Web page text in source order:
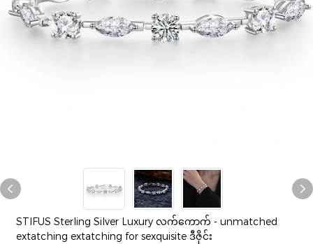
STIFUS Sterling Silver Luxury လက်ကောက် - unmatched
extatching extatching for sexquisite ဒီဇိုင်း